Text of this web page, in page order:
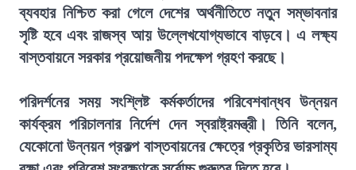
ব্যবহার নিশ্চিত করা গেলে দেশের অর্থনীতিতে নতুন সম্ভাবনার
সৃষ্টি হবে এবং রাজস্ব আয় উল্লেখযোগ্যভাবে বাড়বে। এ লক্ষ্য
বাস্তবায়নে সরকার প্রয়োজনীয় পদক্ষেপ গ্রহণ করছে।
পরিদর্শনের সময় সংশ্লিষ্ট কর্মকর্তাদের পরিবেশবান্ধব উন্নয়ন
কার্যক্রম পরিচালনার নির্দেশ দেন স্বরাষ্ট্রমন্ত্রী। তিনি বলেন,
যেকোনো উন্নয়ন প্রকল্প বাস্তবায়নের ক্ষেত্রে প্রকৃতির ভারসাম্য